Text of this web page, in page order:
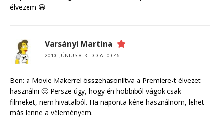
élvezem 😀
Varsányi Martina
2010. JÚNIUS 8. KEDD AT 00:46
Ben: a Movie Makerrel összehasonlítva a Premiere-t élvezet
használni 🙂 Persze úgy, hogy én hobbiból vágok csak
filmeket, nem hivatalból. Ha naponta kéne használnom, lehet
más lenne a véleményem.